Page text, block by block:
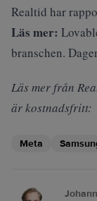
Realtid har
Läs mer:
branschen.
Läs mer från
är kostnadsfritt:
Meta